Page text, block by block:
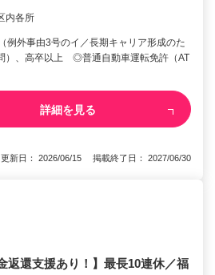
内各所
例外事由3号のイ／長期キャリア形成のた
）、高卒以上 ◎普通自動車運転免許（AT
詳細を見る
更新日： 2026/06/15 掲載終了日： 2027/06/30
返還支援あり！】最長10連休／福